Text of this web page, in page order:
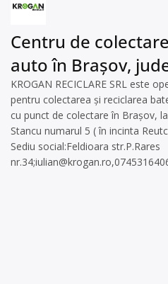
Centru de
auto în Brașov,
KROGAN RECICLARE SRL este
pentru colectarea și reciclarea
cu punct de colectare în Brașov,
Stancu numarul 5 ( în incinta
Sediu social:Feldioara str.P.Rares
nr.34;iulian@krogan.ro